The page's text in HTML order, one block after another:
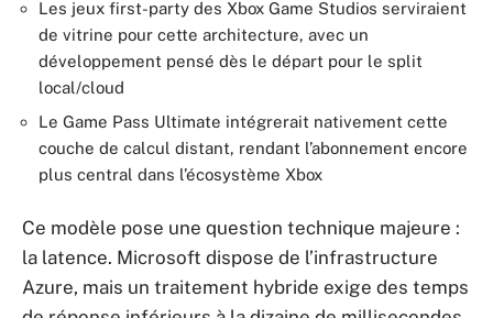
Les jeux first-party des Xbox Game Studios serviraient
de vitrine pour cette architecture, avec un
développement pensé dès le départ pour le split
local/cloud
Le Game Pass Ultimate intégrerait nativement cette
couche de calcul distant, rendant l’abonnement encore
plus central dans l’écosystème Xbox
Ce modèle pose une question technique majeure :
la latence. Microsoft dispose de l’infrastructure
Azure, mais un traitement hybride exige des temps